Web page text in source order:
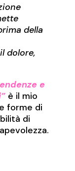
della
dolore,
e
è il mio
forme di
di